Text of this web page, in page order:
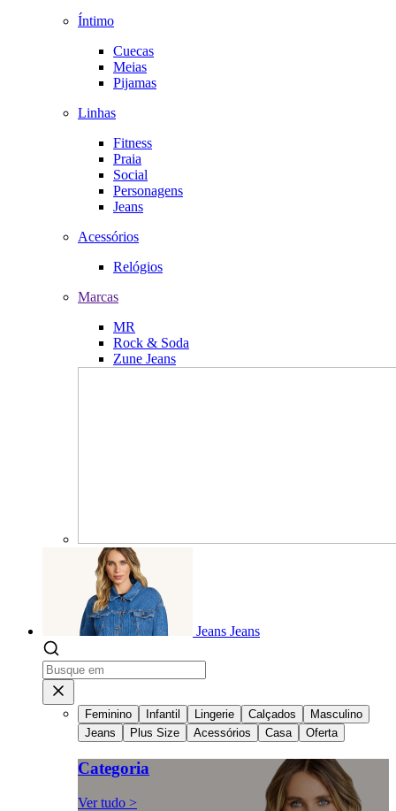
Íntimo
Cuecas
Meias
Pijamas
Linhas
Fitness
Praia
Social
Personagens
Jeans
Acessórios
Relógios
Marcas
MR
Rock & Soda
Zune Jeans
Jeans Jeans
Feminino Infantil Lingerie Calçados
Masculino
Jeans
Plus Size Acessórios Casa Oferta
Categoria
Ver tudo >